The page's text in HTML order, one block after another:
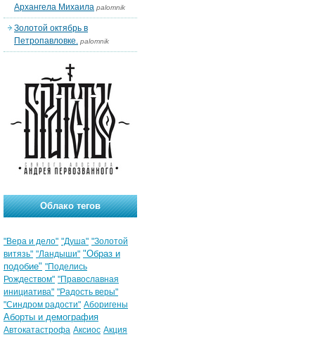
Архангела Михаила palomnik
Золотой октябрь в
Петропавловке. palomnik
Облако тегов
"Вера и дело" "Душа" "Золотой
витязь" "Ландыши" "Образ и
подобие" "Поделись
Рождеством" "Православная
инициатива" "Радость веры"
"Синдром радости" Аборигены
Аборты и демография
Автокатастрофа Аксиос Акция